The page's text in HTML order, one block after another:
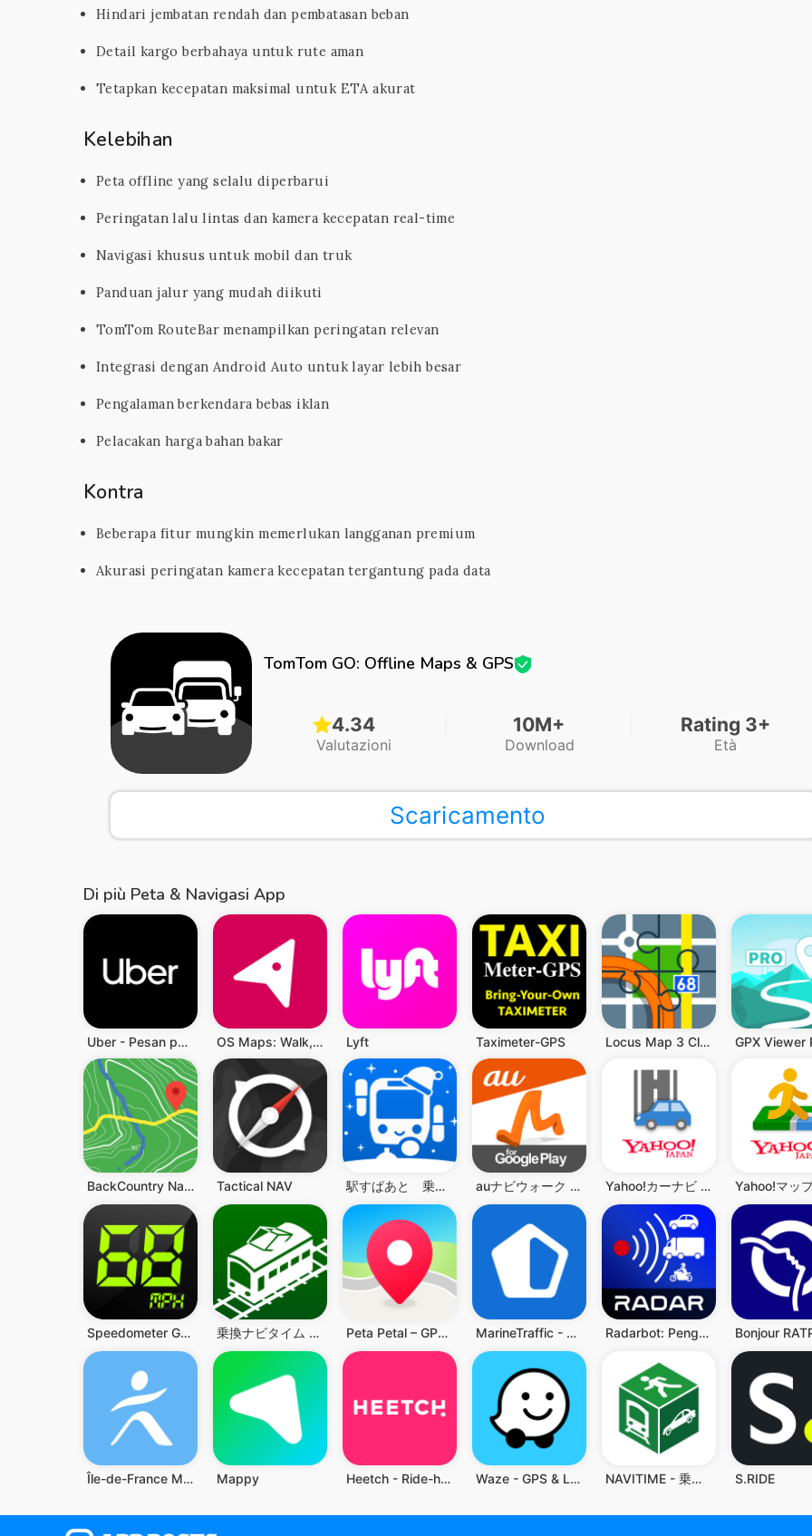
Hindari jembatan rendah dan pembatasan beban
Detail kargo berbahaya untuk rute aman
Tetapkan kecepatan maksimal untuk ETA akurat
Kelebihan
Peta offline yang selalu diperbarui
Peringatan lalu lintas dan kamera kecepatan real-time
Navigasi khusus untuk mobil dan truk
Panduan jalur yang mudah diikuti
TomTom RouteBar menampilkan peringatan relevan
Integrasi dengan Android Auto untuk layar lebih besar
Pengalaman berkendara bebas iklan
Pelacakan harga bahan bakar
Kontra
Beberapa fitur mungkin memerlukan langganan premium
Akurasi peringatan kamera kecepatan tergantung pada data
TomTom GO: Offline Maps & GPS
4.34
Valutazioni
10M+
Download
Rating 3+
Età
Scaricamento
Di più Peta & Navigasi App
Uber - Pesan perjalanan OS Maps: Walk, Hike, Run, Bike Lyft Taximeter-GPS Locus Map 3 Classic GPX Viewer
BackCountry Navigator GPS PRO Tactical NAV 駅すぱあと 乗換案内 - 時刻表・運行情報・バス経路 auナビウォーク - 乗換案内・バスと地図の総合移動アプリ Yahoo!カーナビ - 最新地図で渋滞回避ができるナビ。
Speedometer GPS Pro & Odometer 乗換ナビタイム - 電車・バス時刻表、路線図、乗換案内 Peta Petal – GPS & Navigasi MarineTraffic - Ship Tracking Radarbot: Pengesan Perangkap Bonjour
Île-de-France Mobilités Mappy Heetch - Ride-hailing app Waze - GPS & Lalu Lintas Live NAVITIME - 乗換案内と地図が1つになった総合ナビ S.RIDE